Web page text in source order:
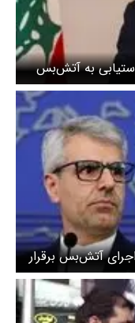
به آتش‌بس
اجرای آتش‌بس برقرار